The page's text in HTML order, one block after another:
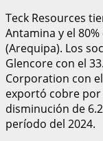
Teck Resources
Antamina y el
(Arequipa). Los
Glencore con el
Corporation con
exportó cobre por
disminución de
período del 2024.